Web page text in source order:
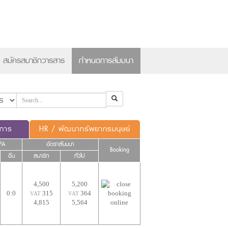
สมัครสมาชิกวารสาร กำหนดการสัมมนา
าร HR / พัฒนาทรัพยากรมนุษย์
อัตราสัมมนา
Booking
อื่น สมาชิก ทั่วไป
0:0
4,500
VAT315
4,815
5,200
VAT364
5,564